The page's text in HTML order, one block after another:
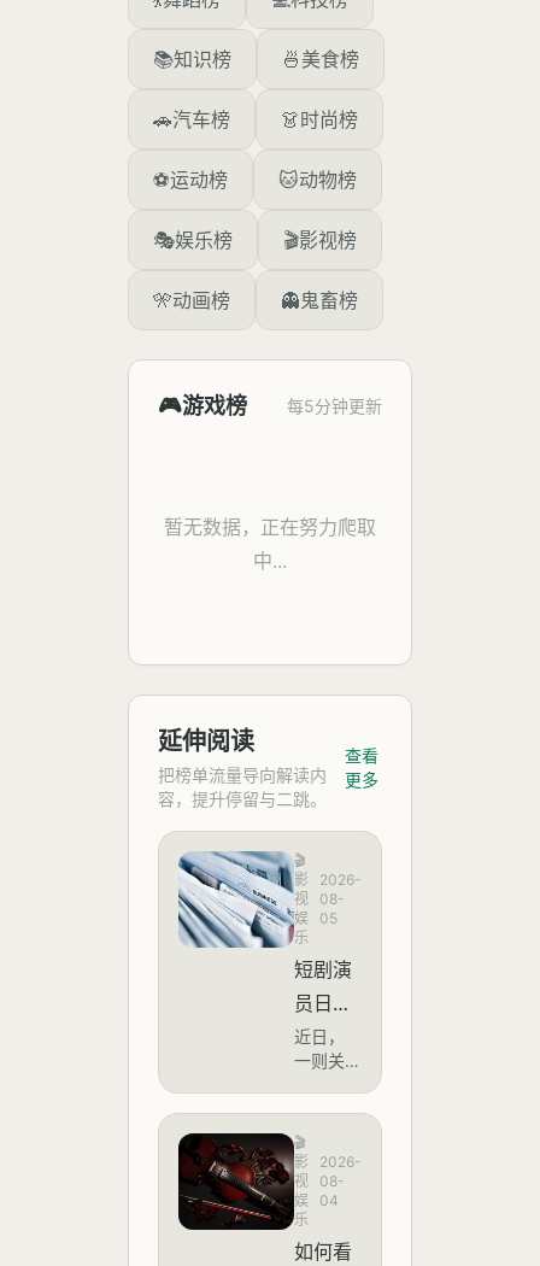
📚知识榜 🍜 美食榜
🚗汽车榜 👗时尚榜
⚽运动榜 🐱动物榜
🎭娱乐榜 🎬影视榜
🎌动画榜 👻鬼畜榜
🎮游戏榜 每5分钟更新
暂无数据，正在努力爬取
中...
延伸阅读
把榜单流量导向解读内
容，提升停留与二跳。
查看
更多
🎬
影
视
娱
乐
2026-
08-
05
短剧演
员日薪
四万
近日，
一则关
演员日
薪四万”
的话题
登上微
博热
搜，阅
读量突
🎬
影
视
娱
乐
2026-
08-
04
如何看